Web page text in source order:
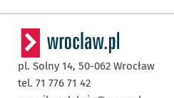
pl. Solny 14, 50-062 Wrocław
tel. 71 776 71 42